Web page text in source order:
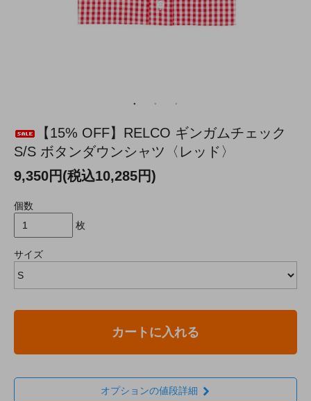
【15% OFF】RELCO ギンガムチェック
S/S ボタンダウンシャツ〈レッド〉
9,350円(税込10,285円)
個数
枚
サイズ
カートに入れる
オプションの値段詳細